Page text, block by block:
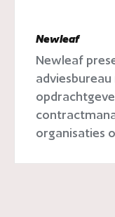
Newleaf
Newleaf
organisaties